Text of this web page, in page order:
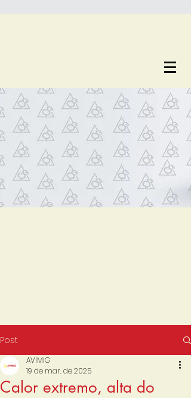
Post
Calor extremo, alta do
AVIMIG
19 de mar. de 2025